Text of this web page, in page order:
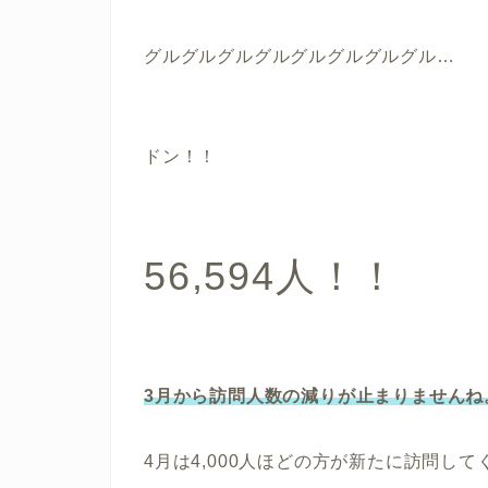
グルグルグルグルグルグルグルグル…
ドン！！
56,594人！！
3月から訪問人数の減りが止まりませんね
4月は4,000人ほどの方が新たに訪問して